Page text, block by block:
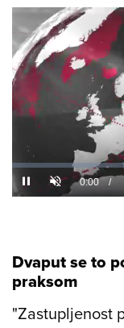
Unmute /
Loaded:
0%
Dvaput se to
praksom
"Zastupljenost